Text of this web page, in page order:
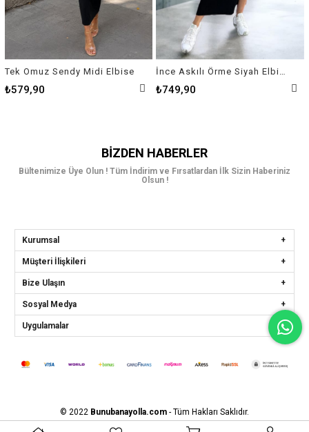
Tek Omuz Sendy Midi Elbise
₺579,90 ₺749,90
BIZDEN HABERLER
Bültenimize Üye Olun ! Tüm İndirim ve Fırsatlardan İlk Sizin Haberiniz
Olsun !
Kurumsal
Müşteri İlişkileri
Bize Ulaşın
Sosyal Medya
Uygulamalar
© 2022 Bunubanayolla.com- Tüm Hakları Saklıdır.